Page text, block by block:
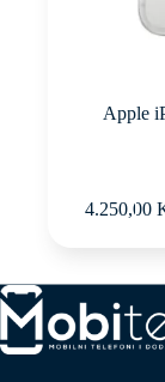
Apple
4.250,00